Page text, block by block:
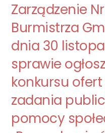
Zarządzenie
Burmistrza
dnia 30
sprawie
konkursu
zadania
pomocy